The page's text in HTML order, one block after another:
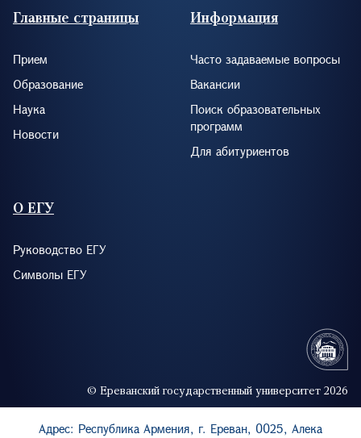
Footer (RUS)
Главные страницы
Прием
Образование
Наука
Новости
Информация
Часто задаваемые вопросы
Вакансии
Поиск образовательных
программ
Для абитуриентов
О ЕГУ
Руководство ЕГУ
Символы ЕГУ
© Ереванский государственный университет 2026
Адрес: Республика Армения, г. Ереван, 0025, Алека